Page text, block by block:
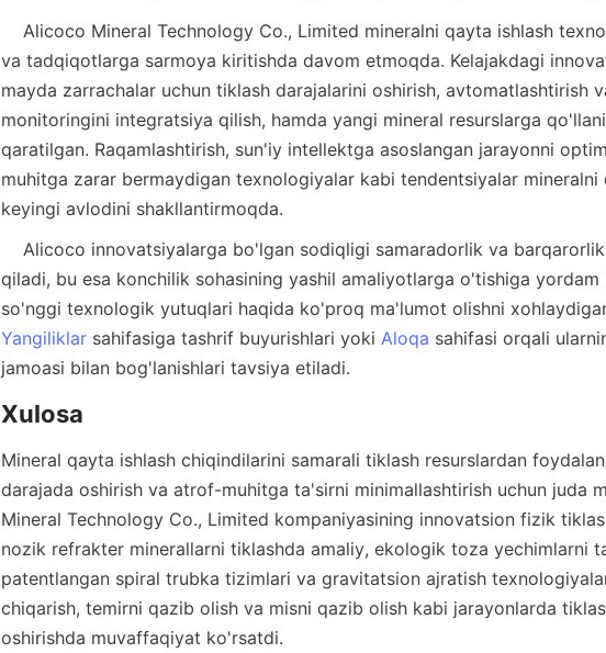
va tadqiqotlarga sarmoya kiritishda davom etmoqda. Kelajakdagi
mayda zarrachalar uchun tiklash darajalarini oshirish, avtomatlashtirish
monitoringini integratsiya qilish, hamda yangi mineral resurslarga
qaratilgan. Raqamlashtirish, sun'iy intellektga asoslangan jarayonni
muhitga zarar bermaydigan texnologiyalar kabi tendentsiyalar mineralni
qiladi, bu esa konchilik sohasining yashil amaliyotlarga o'tishiga
Yangiliklar sahifasiga tashrif buyurishlari yoki Aloqa sahifasi orqali
Mineral qayta ishlash chiqindilarini samarali tiklash resurslardan
darajada oshirish va atrof-muhitga ta'sirni minimallashtirish uchun juda
Mineral Technology Co., Limited kompaniyasining innovatsion fizik
nozik refrakter minerallarni tiklashda amaliy, ekologik toza yechimlarni
patentlangan spiral trubka tizimlari va gravitatsion ajratish
chiqarish, temirni qazib olish va misni qazib olish kabi jarayonlarda
oshirishda muvaffaqiyat ko'rsatdi.